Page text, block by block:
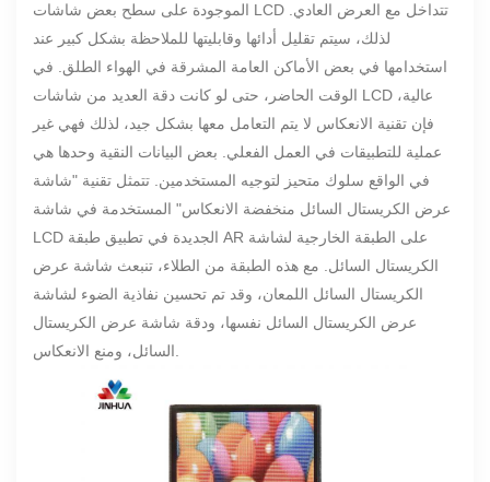
الموجودة على سطح بعض شاشات LCD تتداخل مع العرض العادي.
لذلك، سيتم تقليل أدائها وقابليتها للملاحظة بشكل كبير عند
استخدامها في بعض الأماكن العامة المشرقة في الهواء الطلق. في
الوقت الحاضر، حتى لو كانت دقة العديد من شاشات LCD عالية،
فإن تقنية الانعكاس لا يتم التعامل معها بشكل جيد، لذلك فهي غير
عملية للتطبيقات في العمل الفعلي. بعض البيانات النقية وحدها هي
في الواقع سلوك متحيز لتوجيه المستخدمين. تتمثل تقنية "شاشة
عرض الكريستال السائل منخفضة الانعكاس" المستخدمة في شاشة
LCD الجديدة في تطبيق طبقة AR على الطبقة الخارجية لشاشة
الكريستال السائل. مع هذه الطبقة من الطلاء، تنبعث شاشة عرض
الكريستال السائل اللمعان، وقد تم تحسين نفاذية الضوء لشاشة
عرض الكريستال السائل نفسها، ودقة شاشة عرض الكريستال